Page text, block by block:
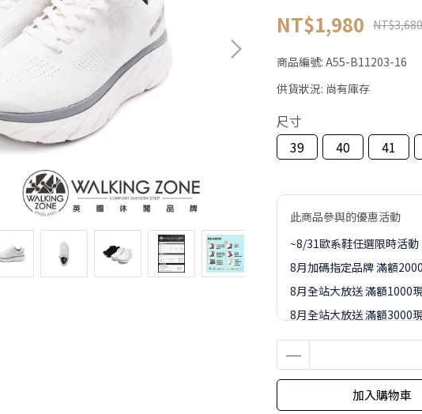
NT$1,980 NT$3,680
商品編號: A55-B11203-16
供貨狀況: 尚有庫存
尺寸
39
40 41
此商品參與的優惠活動
~8/31歐系鞋任選限時活動
8月加碼指定品牌 滿額
8月全站大放送 滿額1000
8月全站大放送 滿額3000
8月全站大放送 滿額5000
8-9月訂單加價購1元起專區
加入購物車